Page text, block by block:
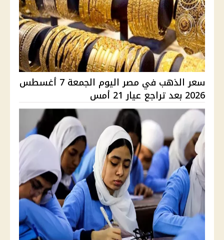
سعر الذهب في مصر اليوم الجمعة 7 أغسطس
2026 بعد تراجع عيار 21 أمس